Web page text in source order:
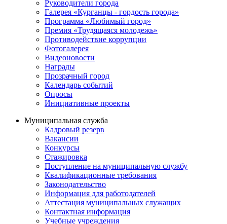
Руководители города
Галерея «Курганцы - гордость города»
Программа «Любимый город»
Премия «Трудящаяся молодежь»
Противодействие коррупции
Фотогалерея
Видеоновости
Награды
Прозрачный город
Календарь событий
Опросы
Инициативные проекты
Муниципальная служба
Кадровый резерв
Вакансии
Конкурсы
Стажировка
Поступление на муниципальную службу
Квалификационные требования
Законодательство
Информация для работодателей
Аттестация муниципальных служащих
Контактная информация
Учебные учреждения